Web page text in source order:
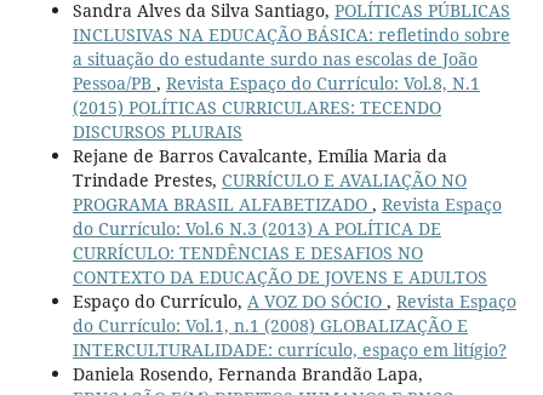
Sandra Alves da Silva Santiago, POLÍTICAS PÚBLICAS
INCLUSIVAS NA EDUCAÇÃO BÁSICA: refletindo sobre
a situação do estudante surdo nas escolas de João
Pessoa/PB , Revista Espaço do Currículo: Vol.8, N.1
(2015) POLÍTICAS CURRICULARES: TECENDO
DISCURSOS PLURAIS
Rejane de Barros Cavalcante, Emília Maria da
Trindade Prestes, CURRÍCULO E AVALIAÇÃO NO
PROGRAMA BRASIL ALFABETIZADO , Revista Espaço
do Currículo: Vol.6 N.3 (2013) A POLÍTICA DE
CURRÍCULO: TENDÊNCIAS E DESAFIOS NO
CONTEXTO DA EDUCAÇÃO DE JOVENS E ADULTOS
Espaço do Currículo, A VOZ DO SÓCIO , Revista Espaço
do Currículo: Vol.1, n.1 (2008) GLOBALIZAÇÃO E
INTERCULTURALIDADE: currículo, espaço em litígio?
Daniela Rosendo, Fernanda Brandão Lapa,